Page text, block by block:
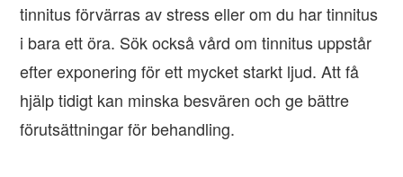
tinnitus förvärras av stress eller om du har tinnitus
i bara ett öra. Sök också vård om tinnitus uppstår
efter exponering för ett mycket starkt ljud. Att få
hjälp tidigt kan minska besvären och ge bättre
förutsättningar för behandling.